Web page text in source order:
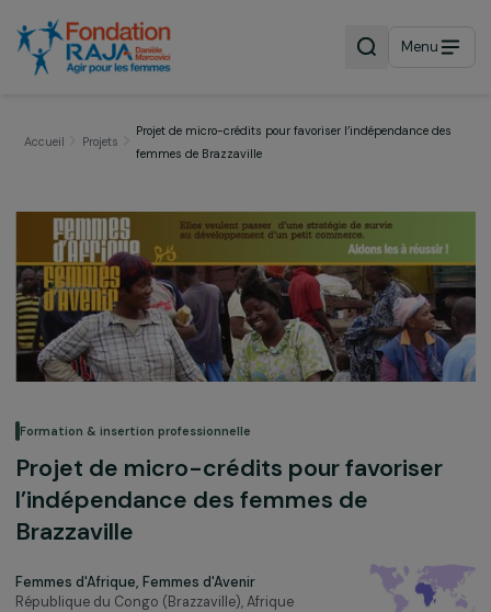
Menu
Formation & insertion professionnelle
Projet de micro-crédits pour
l’indépendance des femmes de
Brazzaville